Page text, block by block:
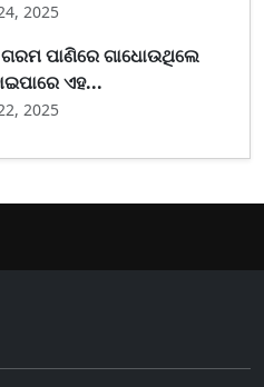
2025
ପାଣିରେ ଗାଧୋଉଥିଲେ
ଏହ...
2025